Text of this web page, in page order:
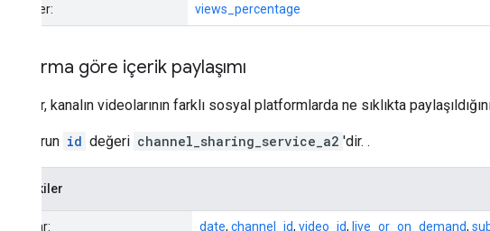
Metrikler: views_percentage
Platforma göre içerik paylaşımı
Bu rapor, kanalın videolarının farklı sosyal platformlarda ne sıklıkta
Bu raporun id değeri channel_sharing_service_a2 'dir. .
İçindekiler
Boyutlar: date, channel_id, video_id, live_or_on_demand,